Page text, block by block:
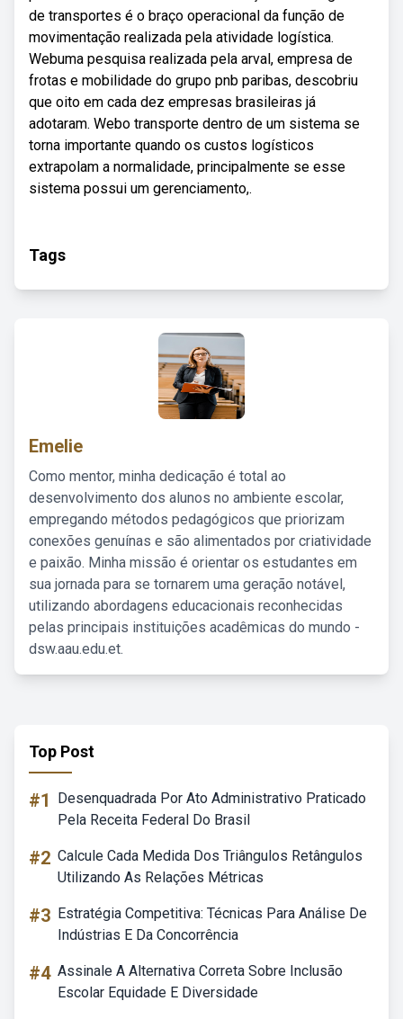
de transportes é o braço operacional da função de
movimentação realizada pela atividade logística.
Webuma pesquisa realizada pela arval, empresa de
frotas e mobilidade do grupo pnb paribas, descobriu
que oito em cada dez empresas brasileiras já
adotaram. Webo transporte dentro de um sistema se
torna importante quando os custos logísticos
extrapolam a normalidade, principalmente se esse
sistema possui um gerenciamento,.
Tags
Emelie
Como mentor, minha dedicação é total ao
desenvolvimento dos alunos no ambiente escolar,
empregando métodos pedagógicos que priorizam
conexões genuínas e são alimentados por criatividade
e paixão. Minha missão é orientar os estudantes em
sua jornada para se tornarem uma geração notável,
utilizando abordagens educacionais reconhecidas
pelas principais instituições acadêmicas do mundo -
dsw.aau.edu.et.
Top Post
#1
Desenquadrada Por Ato Administrativo Praticado
Pela Receita Federal Do Brasil
#2 Calcule Cada Medida Dos Triângulos Retângulos
Utilizando As Relações Métricas
#3 Estratégia Competitiva: Técnicas Para Análise De
Indústrias E Da Concorrência
#4 Assinale A Alternativa Correta Sobre Inclusão
Escolar Equidade E Diversidade